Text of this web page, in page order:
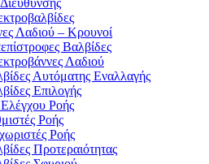
Λαδιού – Κρουνοί
Βαλβίδες
Λαδιού
Αυτόματης Εναλλαγής
Επιλογής
Ροής
Ροής
Ροής
Προτεραιότητας